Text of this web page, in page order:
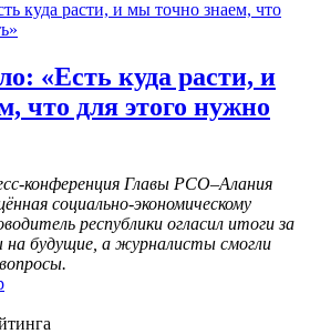
«Есть куда расти, и
что для этого нужно
конференция Главы РСО–Алания
социально-экономическому
республики огласил итоги за
на будущие, а журналисты смогли